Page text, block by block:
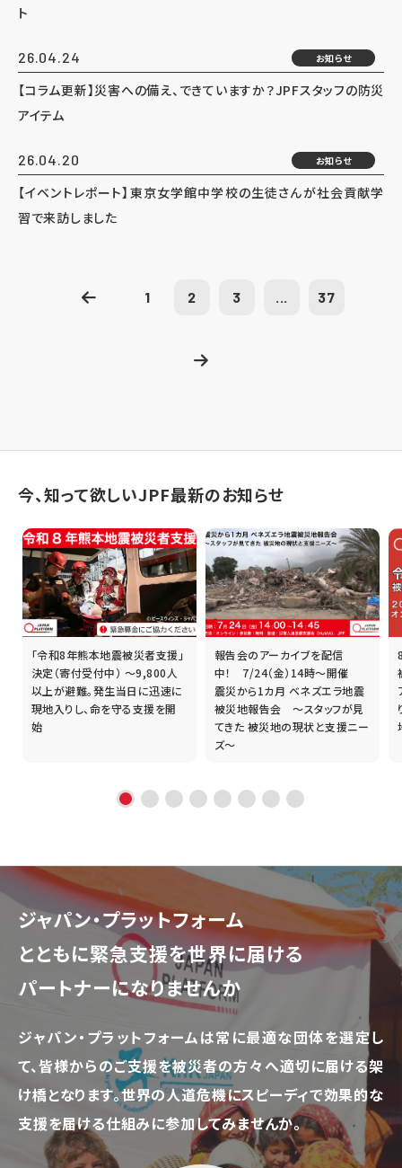
ト
26.04.24 お知らせ
【コラム更新】災害への備え、できていますか？JPFスタッフの防災
アイテム
26.04.20 お知らせ
【イベントレポート】東京女学館中学校の生徒さんが社会貢献学
習で来訪しました
1 2 3 ... 37
今、知って欲しいJPF最新のお知らせ
「令和8年熊本地震被災者支援」
決定（寄付受付中） ～9,800人
以上が避難。発生当日に迅速に
現地入りし、命を守る支援を開
始
報告会のアーカイブを配信
中！ 7/24（金）14時～開催
震災から1カ月 ベネズエラ地震
被災地報告会 ～スタッフが見
てきた 被災地の現状と支援ニー
ズ～
ジャパン・プラットフォーム
とともに緊急支援を世界に届ける
パートナーになりませんか
ジャパン・プラットフォームは常に最適な団体を選定し
て、皆様からのご支援を被災者の方々へ適切に届ける架
け橋となります。世界の人道危機にスピーディで効果的な
支援を届ける仕組みに参加してみませんか。